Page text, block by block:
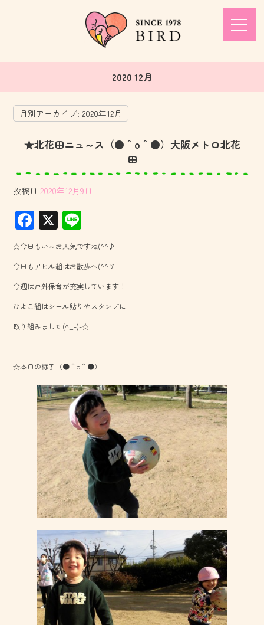
2020 12月
月別アーカイブ:2020年12月
★北花田ニュ～ス（●＾o＾●）大阪メトロ北花
田
投稿日 2020年12月9日
F
ac
e
b
o
ok
X
ne
☆今日もい～お天気ですね(^^♪
今日もアヒル組はお散歩へ(^^ゞ
今週は戸外保育が充実しています！
ひよこ組はシール貼りやスタンプに
取り組みました(^_-)-☆
☆本日の様子（●＾o＾●）